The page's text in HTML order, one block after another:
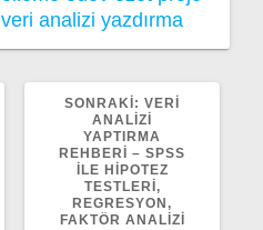
veri analizi yazdırma
SONRAKI: SONRAKI
YAZI:
VERI
ANALIZI
YAPTIRMA
REHBERI – SPSS
ILE HIPOTEZ
TESTLERI,
REGRESYON,
FAKTÖR ANALIZI